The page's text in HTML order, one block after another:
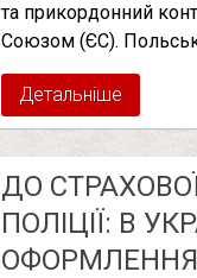
та прикордонний
Союзом (ЄС).
Детальніше
ДО
ПОЛІЦІЇ: В